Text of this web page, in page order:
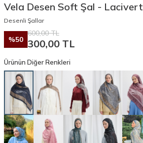
Vela Desen Soft Şal - Lacivert
Desenli Şallar
%50
600,00TL
300,00 TL
Ürünün Diğer Renkleri